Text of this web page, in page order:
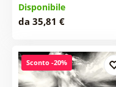
Disponibile
da 35,81 €
Sconto -20%